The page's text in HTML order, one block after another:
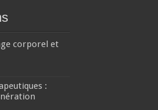
corporel et
: